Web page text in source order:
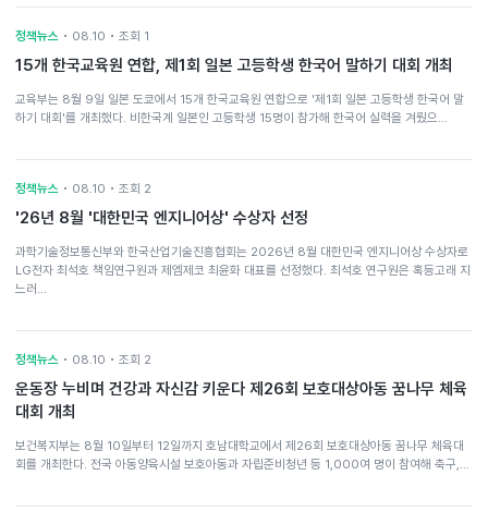
정책뉴스 • 08.10 • 조회 1
15개 한국교육원 연합, 제1회 일본 고등학생 한국어 말하기 대회 개최
교육부는 8월 9일 일본 도쿄에서 15개 한국교육원 연합으로 '제1회 일본 고등학생 한국어 말
하기 대회'를 개최했다. 비한국계 일본인 고등학생 15명이 참가해 한국어 실력을 겨뤘으…
정책뉴스 • 08.10 • 조회 2
'26년 8월 '대한민국 엔지니어상' 수상자 선정
과학기술정보통신부와 한국산업기술진흥협회는 2026년 8월 대한민국 엔지니어상 수상자로
LG전자 최석호 책임연구원과 제엠제코 최윤화 대표를 선정했다. 최석호 연구원은 혹등고래 지
느러…
정책뉴스 • 08.10 • 조회 2
운동장 누비며 건강과 자신감 키운다 제26회 보호대상아동 꿈나무 체육
대회 개최
보건복지부는 8월 10일부터 12일까지 호남대학교에서 제26회 보호대상아동 꿈나무 체육대
회를 개최한다. 전국 아동양육시설 보호아동과 자립준비청년 등 1,000여 명이 참여해 축구,…